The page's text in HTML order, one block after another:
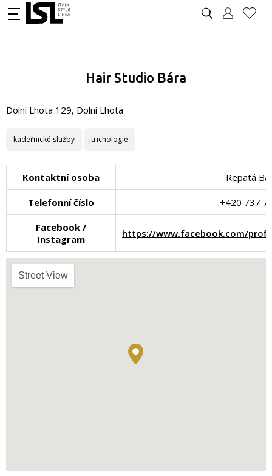
Hair Studio Bára
Dolní Lhota 129, Dolní Lhota
kadeřnické služby trichologie
Kontaktní osoba Repatá
Telefonní číslo +420 737
Facebook /
Instagram
https://www.facebook.com/
Street View